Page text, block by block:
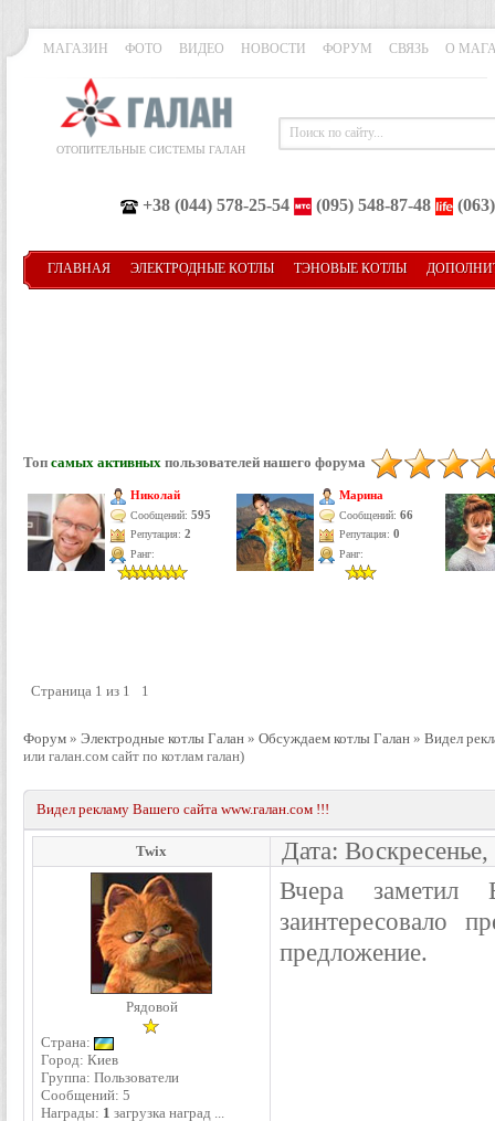
МАГАЗИН ФОТО ВИДЕО НОВОСТИ ФОРУМ СВЯЗЬ О
ОТОПИТЕЛЬНЫЕ СИСТЕМЫ ГАЛАН
+38 (044) 578-25-54 (095) 548-87-48
ГЛАВНАЯ ЭЛЕКТРОДНЫЕ КОТЛЫ ТЭНОВЫЕ КОТЛЫ
Топ самых активных пользователей нашего форума
Николай
Сообщений: 595
Репутация: 2
Ранг:
Марина
Сообщений: 66
Репутация: 0
Ранг:
Страница 1 из 1 1
Форум » Электродные котлы Галан » Обсуждаем котлы Галан » Видел
или галан.сом сайт по котлам галан)
Видел рекламу Вашего сайта www.галан.сом !!!
Twix Дата:
Рядовой
Страна:
Город: Киев
Группа: Пользователи
Сообщений: 5
Награды: 1 загрузка наград ...
Вчера заметил
заинтересовало
предложение.